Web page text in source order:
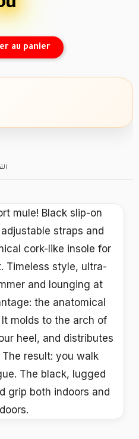
au panier
mule! Black slip-on
straps and
cork-like insole for
Timeless style, ultra-
and lounging at
the anatomical
molds to the arch of
heel, and distributes
result: you walk
The black, lugged
grip both indoors and